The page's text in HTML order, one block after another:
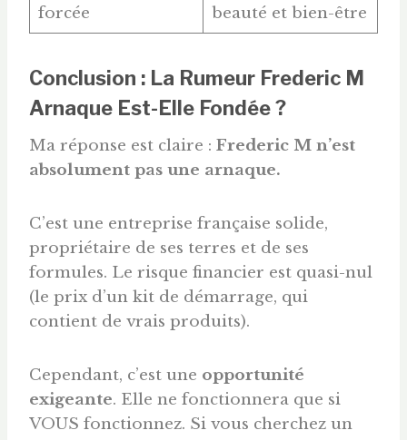
forcée
beauté et bien-être
Conclusion : La Rumeur Frederic M
Arnaque Est-Elle Fondée ?
Ma réponse est claire : Frederic M n’est
absolument pas une arnaque.
C’est une entreprise française solide,
propriétaire de ses terres et de ses
formules. Le risque financier est quasi-nul
(le prix d’un kit de démarrage, qui
contient de vrais produits).
Cependant, c’est une opportunité
exigeante. Elle ne fonctionnera que si
VOUS fonctionnez. Si vous cherchez un